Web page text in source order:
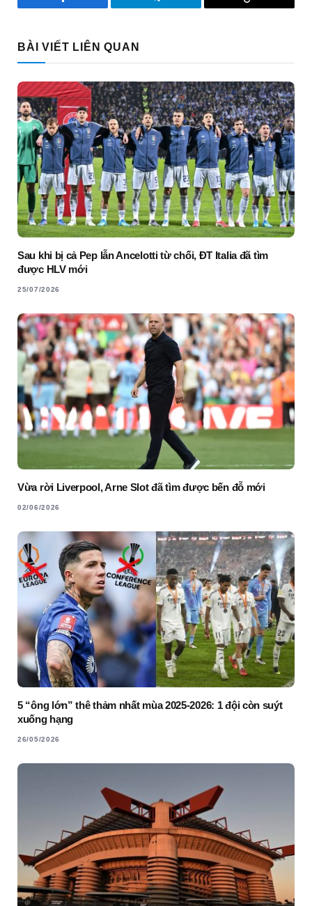
Facebook Telegram
Copy
BÀI VIẾT LIÊN QUAN
Sau khi bị cả Pep lẫn Ancelotti từ chối, ĐT Italia đã tìm
được HLV mới
25/07/2026
Vừa rời Liverpool, Arne Slot đã tìm được bến đỗ mới
02/06/2026
5 “ông lớn” thê thảm nhất mùa 2025-2026: 1 đội còn suýt
xuống hạng
26/05/2026